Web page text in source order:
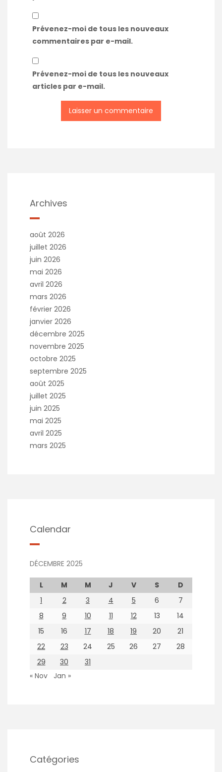
Prévenez-moi de tous les nouveaux
commentaires par e-mail.
Prévenez-moi de tous les nouveaux
articles par e-mail.
Archives
août 2026
juillet 2026
juin 2026
mai 2026
avril 2026
mars 2026
février 2026
janvier 2026
décembre 2025
novembre 2025
octobre 2025
septembre 2025
août 2025
juillet 2025
juin 2025
mai 2025
avril 2025
mars 2025
Calendar
DÉCEMBRE 2025
L M M J V S
D
1
2 3 4 5 6
7
8
9 10 11 12 13
14
15
16 17 18 19 20
21
22
23 24 25 26 27
28
29
30
31
« Nov
Jan »
Catégories